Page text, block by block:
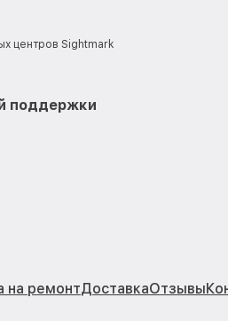
центров Sightmark
поддержки
на ремонтДоставкаОтзывы